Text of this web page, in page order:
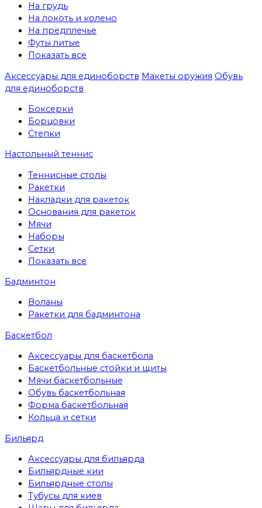
На грудь
На локоть и колено
На предплечье
Футы литые
Показать все
Аксессуары для единоборств Макеты оружия Обувь
для единоборств
Боксерки
Борцовки
Степки
Настольный теннис
Теннисные столы
Ракетки
Накладки для ракеток
Основания для ракеток
Мячи
Наборы
Сетки
Показать все
Бадминтон
Воланы
Ракетки для бадминтона
Баскетбол
Аксессуары для баскетбола
Баскетбольные стойки и щиты
Мячи баскетбольные
Обувь баскетбольная
Форма баскетбольная
Кольца и сетки
Бильярд
Аксессуары для бильярда
Бильярдные кии
Бильярдные столы
Тубусы для киев